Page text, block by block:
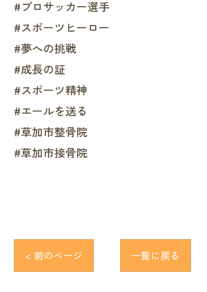
#プロサッカー選手
#スポーツヒーロー
#夢への挑戦
#成長の証
#スポーツ精神
#エールを送る
#草加市整骨院
#草加市接骨院
< 前のページ 一覧に戻る